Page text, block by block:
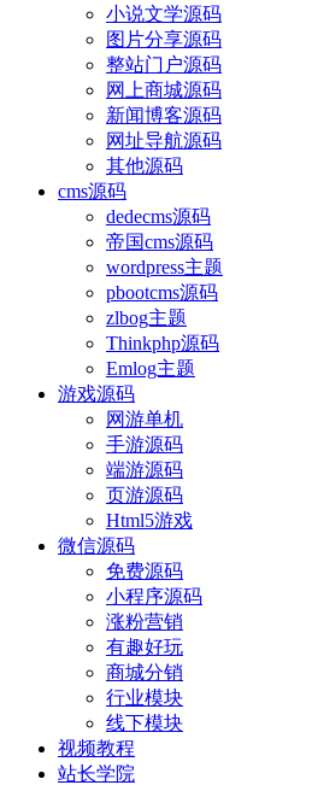
小说文学源码
图片分享源码
整站门户源码
网上商城源码
新闻博客源码
网址导航源码
其他源码
cms源码
dedecms源码
帝国cms源码
wordpress主题
pbootcms源码
zlbog主题
Thinkphp源码
Emlog主题
游戏源码
网游单机
手游源码
端游源码
页游源码
Html5游戏
微信源码
免费源码
小程序源码
涨粉营销
有趣好玩
商城分销
行业模块
线下模块
视频教程
站长学院